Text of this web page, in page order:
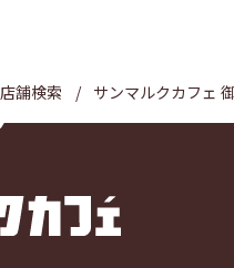
店舗検索 サンマルクカフェ